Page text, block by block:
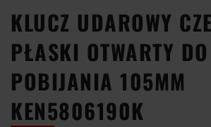
KLUCZ UDAROWY
PŁASKI OTWARTY DO
POBIJANIA 105MM
KEN5806190K